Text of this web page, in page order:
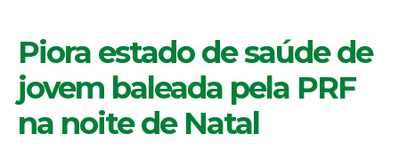
Piora estado de saúde de
jovem baleada pela PRF
na noite de Natal